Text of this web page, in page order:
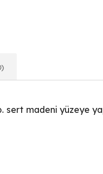
sert madeni yüzeye